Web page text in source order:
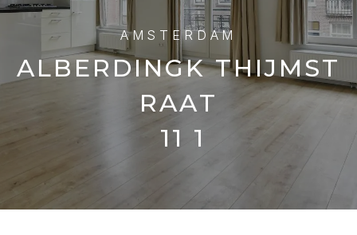
AMSTERDAM
ALBERDINGK THIJMST
RAAT
11 1